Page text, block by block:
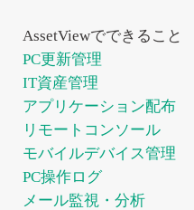
AssetViewでできること
PC更新管理
IT資産管理
アプリケーション配布
リモートコンソール
モバイルデバイス管理
PC操作ログ
メール監視・分析